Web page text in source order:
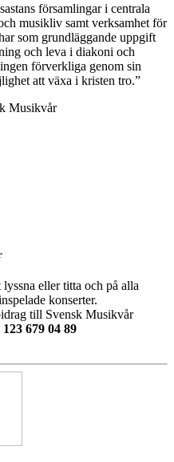
församlingar i centrala
musikliv samt verksamhet för
som grundläggande uppgift
och leva i diakoni och
förverkliga genom sin
att växa i kristen tro.”
eller titta och på alla
konserter.
till Svensk Musikvår
123 679 04 89